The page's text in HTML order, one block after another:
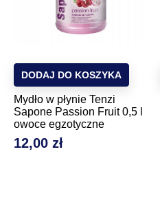
Mydło w płynie Tenzi
Sapone Passion Fruit 0,5 l
owoce egzotyczne
Cena
12,00 zł
DODAJ DO KOSZYKA